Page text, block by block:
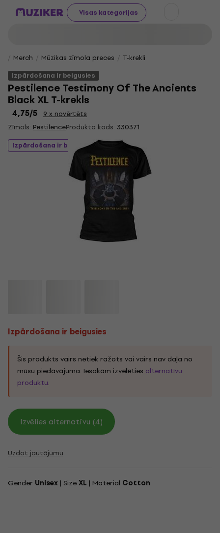
Visas kategorijas
Merch Mūzikas zīmola preces
T-krekli
Izpārdošana ir beigusies
Pestilence Testimony Of The Ancients
Black XL T-krekls
4,75/5
9 x novērtēts
Zīmols: PestilenceProdukta kods: 330371
Izpārdošana ir beigusies
Izpārdošana ir beigusies
Šis produkts vairs netiek ražots vai vairs nav daļa no
mūsu piedāvājuma. Iesakām izvēlēties alternatīvu
produktu.
Izvēlies alternatīvu (4)
Uzdot jautājumu
Gender Unisex | SizeXL | Material Cotton